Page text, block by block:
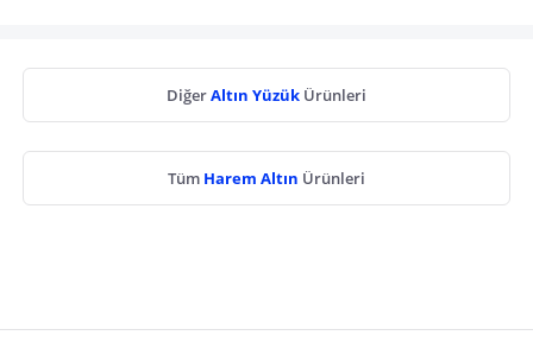
DiğerAltın Yüzük Ürünleri
Tüm Harem Altın Ürünleri